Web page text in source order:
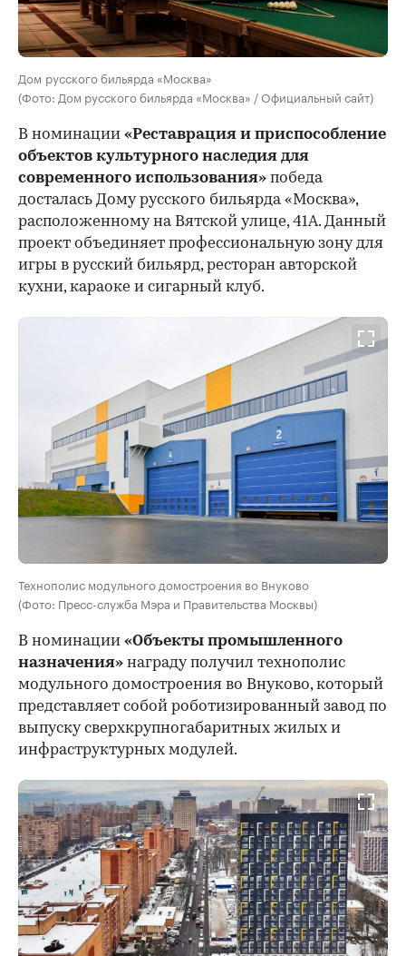
Дом русского бильярда «Москва»
(Фото: Дом русского бильярда «Москва» / Официальный сайт)
В номинации «Реставрация и приспособление
объектов культурного наследия для
современного использования» победа
досталась Дому русского бильярда «Москва»,
расположенному на Вятской улице, 41А. Данный
проект объединяет профессиональную зону для
игры в русский бильярд, ресторан авторской
кухни, караоке и сигарный клуб.
Технополис модульного домостроения во Внуково
(Фото: Пресс-служба Мэра и Правительства Москвы)
В номинации «Объекты промышленного
назначения» награду получил технополис
модульного домостроения во Внуково, который
представляет собой роботизированный завод по
выпуску сверхкрупногабаритных жилых и
инфраструктурных модулей.